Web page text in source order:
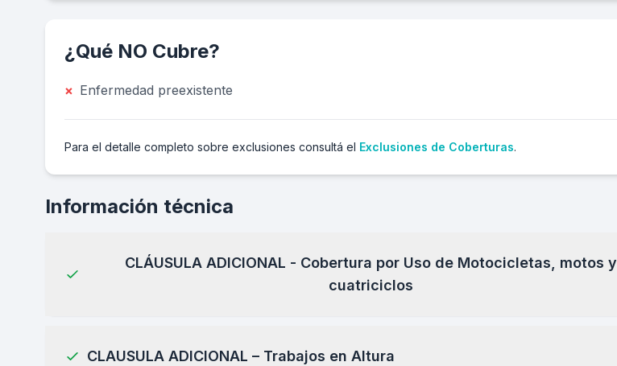
¿Qué NO Cubre?
× Enfermedad preexistente
Para el detalle completo sobre exclusiones consultá el Exclusiones de Coberturas.
Información técnica
CLÁUSULA ADICIONAL - Cobertura por Uso de Motocicletas, motos y
cuatriciclos
CLAUSULA ADICIONAL – Trabajos en Altura